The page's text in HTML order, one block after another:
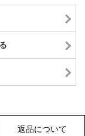
返品について